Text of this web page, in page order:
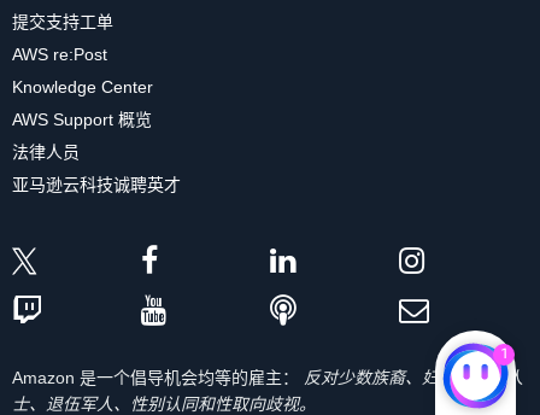
提交支持工单
AWS re:Post
Knowledge Center
AWS Support 概览
法律人员
亚马逊云科技诚聘英才
Amazon 是一个倡导机会均等的雇主：
反对少数族裔、妇女、残疾人
士、退伍军人、性别认同和性取向歧视。
1